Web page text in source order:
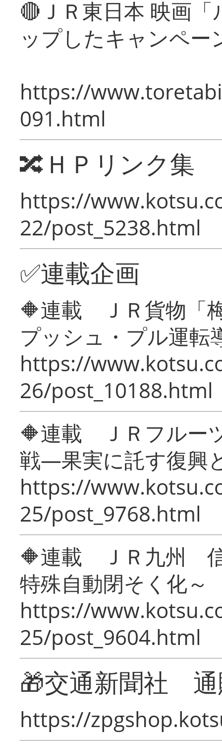
🔴ＪＲ東日本 映画
ップしたキャンペー
https://
091.html
🔀ＨＰリンク集
https://
22/post_5238.html
✅連載企画
🔶連載 ＪＲ貨物「
プッシュ・プル運転
https://
26/post_10188.html
🔶連載 ＪＲフルー
戦―果実に託す復興
https://
25/post_9768.html
🔶連載 ＪＲ九州 信
特殊自動閉そく化～
https://
25/post_9604.html
🎁交通新聞社
https://